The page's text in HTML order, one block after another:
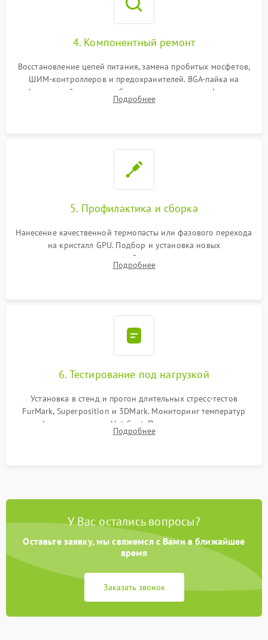
4. Компонентный ремонт
Восстановление цепей питания, замена пробитых мосфетов,
ШИМ-контроллеров и предохранителей. BGA-пайка на
инфракрасной станции реболлинг или замена графического
чипа и дефектной памяти GDDR. Прошивка BIOS
Подробнее
5. Профилактика и сборка
Нанесение качественной термопасты или фазового перехода
на кристалл GPU. Подбор и установка новых
термопрокладок правильной толщины на память и цепи
питания. Монтаж радиатора и бэкплейта, подключение и
Подробнее
6. Тестирование под нагрузкой
Установка в стенд и прогон длительных стресс-тестов
FurMark, Superposition и 3DMark. Мониторинг температур
графического чипа и Hot Spot. Проверка на отсутствие
артефактов изображения, вылетов драйвера и зависаний.
Подробнее
У Вас остались вопросы?
Оставьте заявку, мы свяжемся с Вами в ближайшее
время
Заказать звонок